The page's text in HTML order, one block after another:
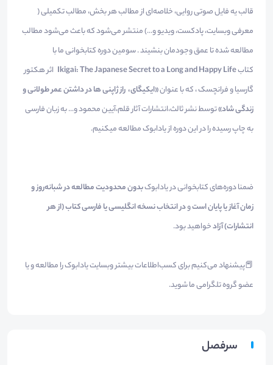
قالب یه فایل صوتی روایی، خلاصه‌ای از مطالب هر بخش، مطالب تکمیلی (
معرفی وبسایت، پادکست، ویدیو و...) منتشر می‌شود که باعث می‌شود مطالب
مطالعه شده تا عمق وجودمان بنشیند . سومین دوره کتابخوانی ما با
کتابIkigai: The Japanese Secret to a Long and Happy Life اثر هکتور
گارسیا و فرانچسک ، که با عنوان«ایکیگای، راز ژاپنی ها در داشتن عمر طولانی و
زندگی شاد»توسط نشر ثالث،انتشارات آثار قلم،آیین محمود و... به زبان فارسی
به چاپ رسیده را در این دوره از یادابوک مطالعه میکنیم.
ضمنا دوره‌های کتابخوانی در یادابوکبدون محدودیت مطالعه در شبانه‌روز و
زمان آغاز یا پایان استودر انتخاب نسخه انگلیسی یا فارسی کتاب (از هر
انتشارات) آزادخواهید بود.
📕پیشنهاد می‌کنیم برای کسب‌اطلاعات بیشتر وبسایت یادابوک را مطالعه و یا
عضو گروه تلگرامی ما شوید.
سرفصل